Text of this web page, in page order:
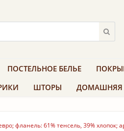
ПОСТЕЛЬНОЕ БЕЛЬЕ
ШТОРЫ ДОМАШНЯЯ
фланель: 61% тенсель, 39% хлопок;